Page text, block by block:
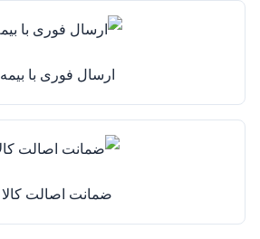
ارسال فوری با بیمه
ضمانت اصالت کالا